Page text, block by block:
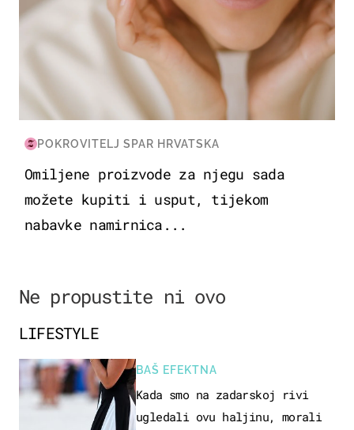
POKROVITELJ SPAR HRVATSKA
Omiljene proizvode za njegu sada
možete kupiti i usput, tijekom
nabavke namirnica...
Ne propustite ni ovo
LIFESTYLE
BAŠ EFEKTNA
Kada smo na zadarskoj rivi
ugledali ovu haljinu, morali